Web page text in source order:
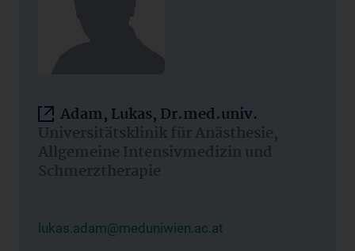
Adam, Lukas, Dr.med.univ.
Universitätsklinik für Anästhesie,
Allgemeine Intensivmedizin und
Schmerztherapie
lukas.adam@meduniwien.ac.at